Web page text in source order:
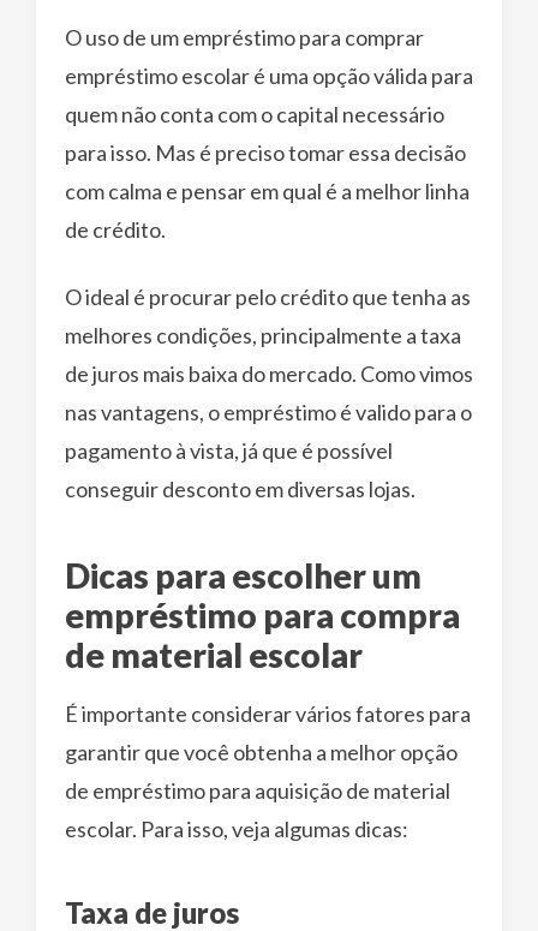
O uso de um empréstimo para comprar
empréstimo escolar é uma opção válida para
quem não conta com o capital necessário
para isso. Mas é preciso tomar essa decisão
com calma e pensar em qual é a melhor linha
de crédito.
O ideal é procurar pelo crédito que tenha as
melhores condições, principalmente a taxa
de juros mais baixa do mercado. Como vimos
nas vantagens, o empréstimo é valido para o
pagamento à vista, já que é possível
conseguir desconto em diversas lojas.
Dicas para escolher um
empréstimo para compra
de material escolar
É importante considerar vários fatores para
garantir que você obtenha a melhor opção
de empréstimo para aquisição de material
escolar. Para isso, veja algumas dicas:
Taxa de juros